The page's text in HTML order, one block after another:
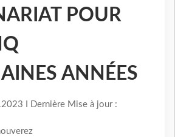
POUR
ANNÉES
I Dernière Mise à jour :